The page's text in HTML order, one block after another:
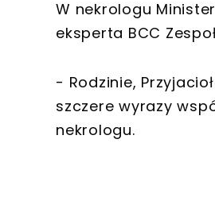
W nekrologu
eksperta BCC
- Rodzinie,
szczere wyrazy
nekrologu.